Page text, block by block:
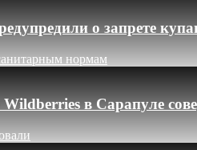
о запрете
нормам
Wildberries в Сарапуле